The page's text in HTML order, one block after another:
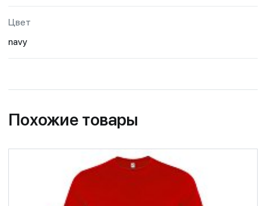
Цвет
navy
Похожие товары